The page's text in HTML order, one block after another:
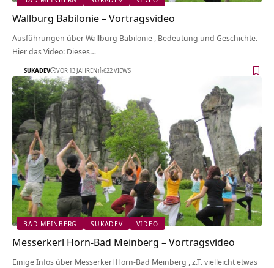
Wallburg Babilonie‏‎ – Vortragsvideo
Ausführungen über Wallburg Babilonie‏‎ , Bedeutung und Geschichte.
Hier das Video: Dieses…
SUKADEV VOR 13 JAHREN 622 VIEWS
BAD MEINBERG SUKADEV VIDEO
Messerkerl Horn-Bad Meinberg‏‎ – Vortragsvideo
Einige Infos über Messerkerl Horn-Bad Meinberg‏‎ , z.T. vielleicht etwas